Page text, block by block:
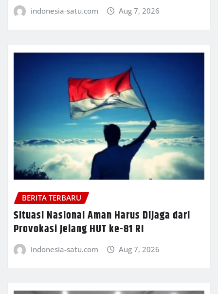
indonesia-satu.com Aug 7, 2026
BERITA TERBARU
Situasi Nasional Aman Harus Dijaga dari
Provokasi Jelang HUT ke-81 RI
indonesia-satu.com Aug 7, 2026